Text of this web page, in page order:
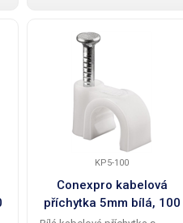
příchytky jsou snadno
použitelné a umožňují rychlé a
efektivní upevnění
KP5-100
Conexpro kabelová
příchytka 5mm bílá, 100